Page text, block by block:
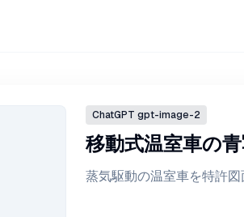
ChatGPT gpt-image-2
移動式温室車の
蒸気駆動の温室車を特許図